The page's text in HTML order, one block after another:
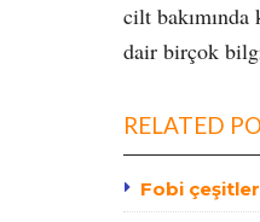
cilt
dair birçok
RELATED
Fobi